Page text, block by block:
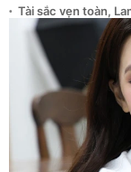
Tài sắc vẹn toàn,